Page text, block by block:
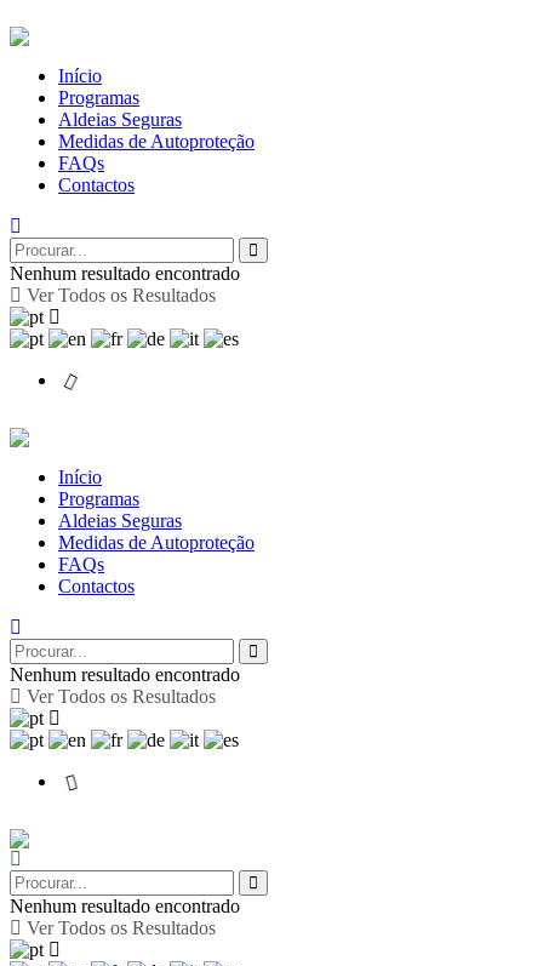
Início
Programas
Aldeias Seguras
Medidas de Autoproteção
FAQs
Contactos
Nenhum resultado encontrado
Ver Todos os Resultados
Início
Programas
Aldeias Seguras
Medidas de Autoproteção
FAQs
Contactos
Nenhum resultado encontrado
Ver Todos os Resultados
Nenhum resultado encontrado
Ver Todos os Resultados